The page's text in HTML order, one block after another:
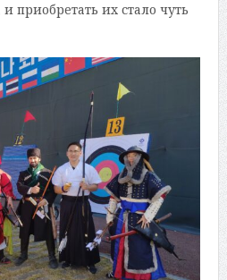
приобретать их стало чуть